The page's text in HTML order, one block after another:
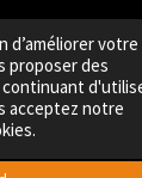
d’améliorer votre
proposer des
continuant
acceptez notre